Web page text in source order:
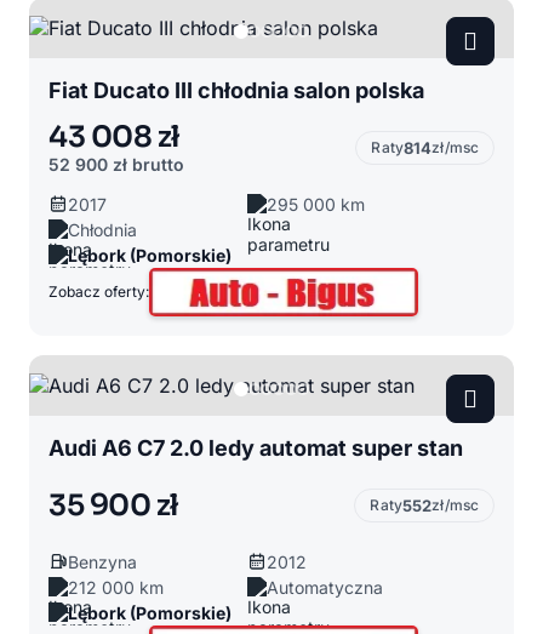
Fiat Ducato III chłodnia salon polska
43 008 zł
52 900 zł brutto
Raty814zł/msc
2017
295 000 km
Chłodnia
Lębork (Pomorskie)
Zobacz oferty:
Audi A6 C7 2.0 ledy automat super stan
35 900 zł Raty552zł/msc
Benzyna
2012
212 000 km
Automatyczna
Lębork (Pomorskie)